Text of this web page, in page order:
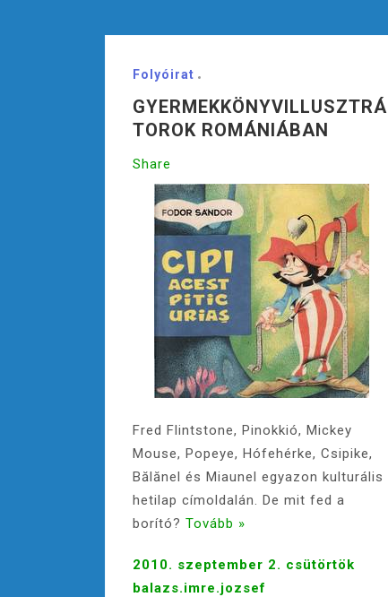
Folyóirat
GYERMEKKÖNYVILLUSZTRÁ
TOROK ROMÁNIÁBAN
Share
Fred Flintstone, Pinokkió, Mickey
Mouse, Popeye, Hófehérke, Csipike,
Bălănel és Miaunel egyazon kulturális
hetilap címoldalán. De mit fed a
borító? Tovább »
2010. szeptember 2. csütörtök
balazs.imre.jozsef